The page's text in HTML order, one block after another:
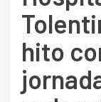
hito